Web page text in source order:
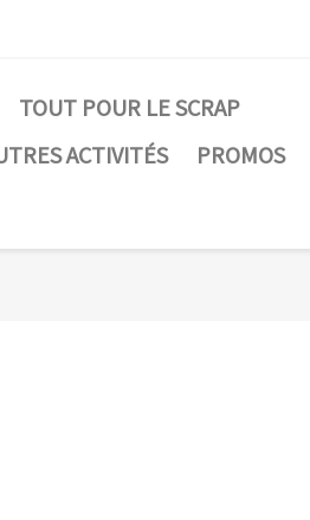
TOUT POUR LE SCRAP
ACTIVITÉS
PROMOS